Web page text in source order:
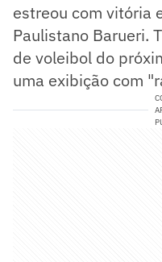
estreou com vitória
Paulistano Barueri.
de voleibol do
uma exibição com